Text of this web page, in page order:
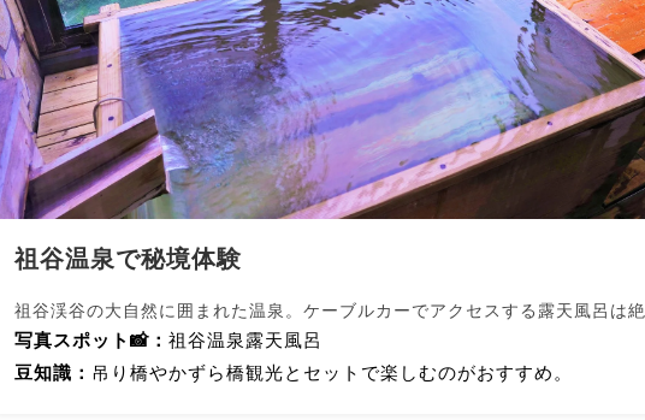
祖谷温泉で秘境体験
祖谷渓谷の大自然に囲まれた温泉。ケーブルカーでアクセスする露天風呂は
写真スポット📸： 祖谷温泉露天風呂
豆知識： 吊り橋やかずら橋観光とセットで楽しむのがおすすめ。